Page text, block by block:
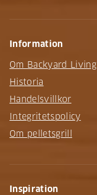
Information
Om Backyard Living
Historia
Handelsvillkor
Integritetspolicy
Om pelletsgrill
Inspiration